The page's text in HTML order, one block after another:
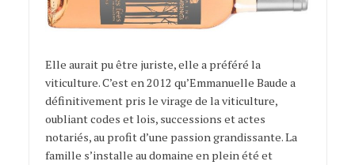
Elle aurait pu être juriste, elle a préféré la
viticulture. C’est en 2012 qu’Emmanuelle Baude a
définitivement pris le virage de la viticulture,
oubliant codes et lois, successions et actes
notariés, au profit d’une passion grandissante. La
famille s’installe au domaine en plein été et